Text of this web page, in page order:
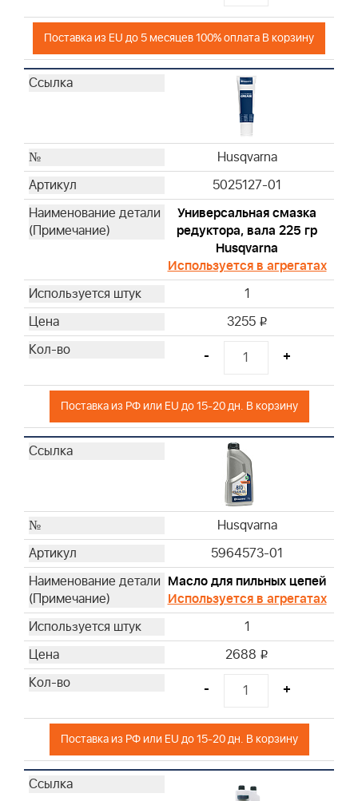
Husqvarna
Husqvarna
Husqvarna
Husqvarna
Husqvarna
Husqvarna
Husqvarna
Husqvarna
Husqvarna
Husqvarna
Husqvarna
Husqvarna
Husqvarna
Husqvarna
Husqvarna
Husqvarna
Husqvarna
Husqvarna
Husqvarna
Husqvarna
Husqvarna
Husqvarna
Husqvarna
Husqvarna
Husqvarna
Husqvarna
Husqvarna
Husqvarna
Husqvarna
Husqvarna
Husqvarna
Husqvarna
Husqvarna
Husqvarna
Husqvarna
Husqvarna
Поставка из EU до 5 месяцев 100% оплата В корзину
Husqvarna
5025127-01
Универсальная смазка
редуктора, вала 225 гр
Husqvarna
Используется в агрегатах
1
3255 i
- +
Поставка из РФ или EU до 15-20 дн. В корзину
Husqvarna
5964573-01
Масло для пильных цепей
Используется в агрегатах
1
2688 i
- +
Поставка из РФ или EU до 15-20 дн. В корзину